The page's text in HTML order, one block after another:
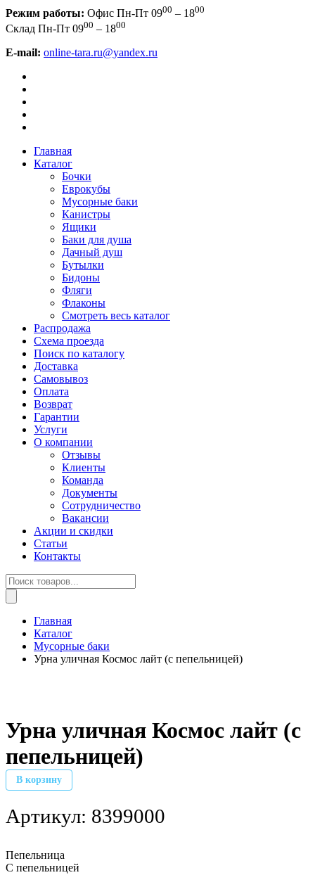
Режим работы: Офис Пн-Пт 0900 – 1800
Склад Пн-Пт 0900 – 1800
E-mail: online-tara.ru@yandex.ru
Главная
Каталог
Бочки
Еврокубы
Мусорные баки
Канистры
Ящики
Баки для душа
Дачный душ
Бутылки
Бидоны
Фляги
Флаконы
Смотреть весь каталог
Распродажа
Схема проезда
Поиск по каталогу
Доставка
Самовывоз
Оплата
Возврат
Гарантии
Услуги
О компании
Отзывы
Клиенты
Команда
Документы
Сотрудничество
Вакансии
Акции и скидки
Статьи
Контакты
Поиск
товаров
Главная
Каталог
Мусорные баки
Урна уличная Космос лайт (с пепельницей)
Урна уличная Космос лайт (с
пепельницей)
В корзину
Артикул: 8399000
Пепельница
С пепельницей